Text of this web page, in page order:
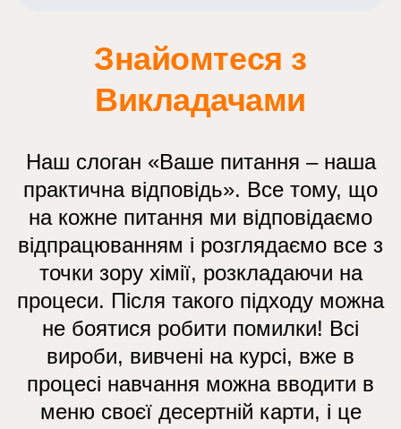
Знайомтеся з
Викладачами
Наш слоган «Ваше питання – наша
практична відповідь». Все тому, що
на кожне питання ми відповідаємо
відпрацюванням і розглядаємо все з
точки зору хімії, розкладаючи на
процеси. Після такого підходу можна
не боятися робити помилки! Всі
вироби, вивчені на курсі, вже в
процесі навчання можна вводити в
меню своєї десертній карти, і це